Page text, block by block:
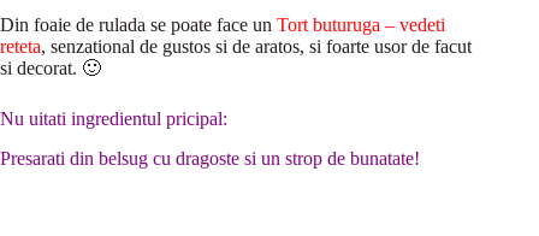
Din foaie de rulada se poate face un Tort buturuga – vedeti
reteta, senzational de gustos si de aratos, si foarte usor de facut
si decorat. 🙂
Nu uitati ingredientul pricipal:
Presarati din belsug cu dragoste si un strop de bunatate!